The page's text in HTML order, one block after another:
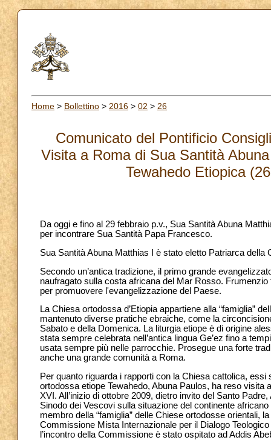
Home > Bollettino > 2016 > 02 > 26
Comunicato del Pontificio
Visita a Roma di Sua Santità
Tewahedo Etiopica
Da oggi e fino al 29 febbraio p.v., Sua Santità Abuna
per incontrare Sua Santità Papa Francesco.
Sua Santità Abuna Matthias I è stato eletto Patriarca
Secondo un’antica tradizione, il primo grande
naufragato sulla costa africana del Mar Rosso.
per promuovere l'evangelizzazione del Paese.
La Chiesa ortodossa d’Etiopia appartiene alla “famiglia”
mantenuto diverse pratiche ebraiche, come la
Sabato e della Domenica. La liturgia etiope è di origine
stata sempre celebrata nell’antica lingua Ge’ez fino a
usata sempre più nelle parrocchie. Prosegue una forte
anche una grande comunità a Roma.
Per quanto riguarda i rapporti con la Chiesa cattolica,
ortodossa etiope Tewahedo, Abuna Paulos, ha reso
XVI. All’inizio di ottobre 2009, dietro invito del Santo
Sinodo dei Vescovi sulla situazione del continente
membro della “famiglia” delle Chiese ortodosse orientali,
Commissione Mista Internazionale per il Dialogo
l’incontro della Commissione è stato ospitato ad Addis